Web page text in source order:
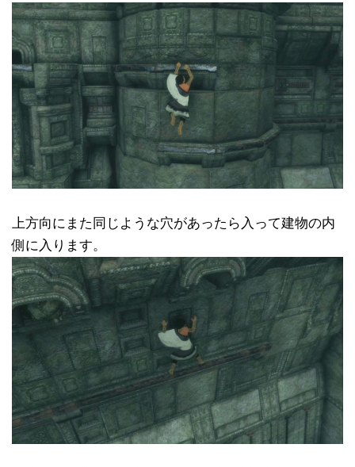
上方向にまた同じような穴があったら入って建物の内
側に入ります。